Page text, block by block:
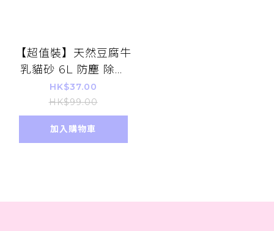
【超值裝】天然豆腐牛
乳貓砂 6L 防塵 除臭
除菌 保護貓咪
HK$37.00
HK$99.00
加入購物車